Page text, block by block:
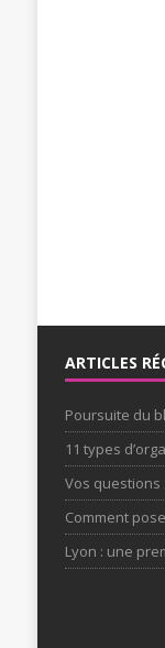
ARTICLES
Poursuite du
11 types
Vos
Comment
Lyon : une